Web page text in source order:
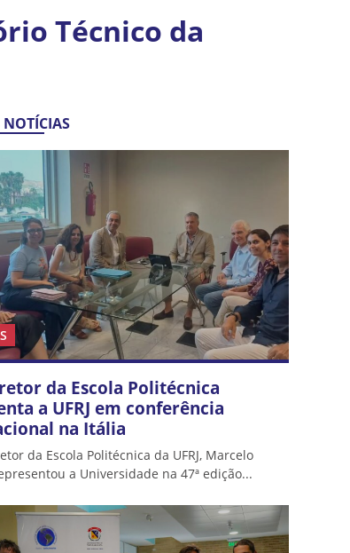
Técnico da
NOTÍCIAS
da Escola Politécnica
a UFRJ em conferência
na Itália
da Escola Politécnica da UFRJ, Marcelo
a Universidade na 47ª edição...